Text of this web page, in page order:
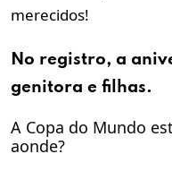
merecidos!
No registro, a
genitora e filhas.
A Copa do Mundo
aonde?